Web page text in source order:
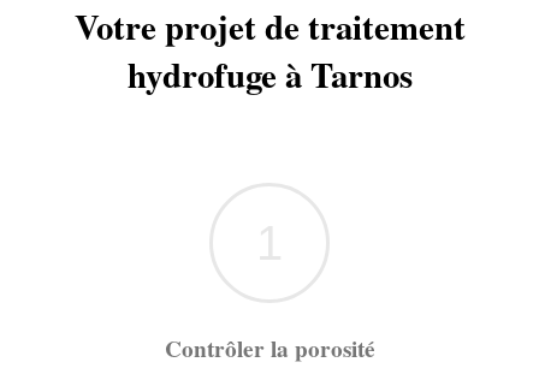
Votre projet de traitement
hydrofuge à Tarnos
1
Contrôler la porosité